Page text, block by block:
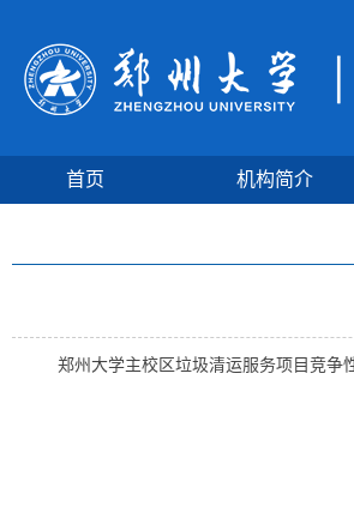
首页 机构简介
郑州大学主校区垃圾清运服务项目竞争